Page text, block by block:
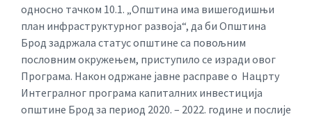
односно тачком 10.1. „Општина има вишегодишњи
план инфраструктурног развоја“, да би Општина
Брод задржала статус општине са повољним
пословним окружењем, приступило се изради овог
Програма. Након одржане јавне расправе о Нацрту
Интегралног програма капиталних инвестиција
општине Брод за период 2020. – 2022. године и послије